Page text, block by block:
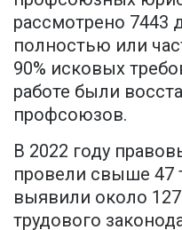
рассмотрено 7443
полностью или
90% исковых
работе были
профсоюзов.
В 2022 году
провели свыше 47
выявили около
трудового